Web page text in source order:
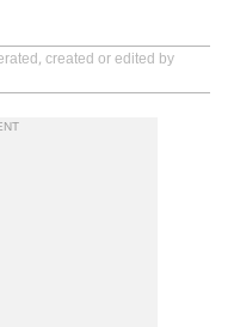
created or edited by